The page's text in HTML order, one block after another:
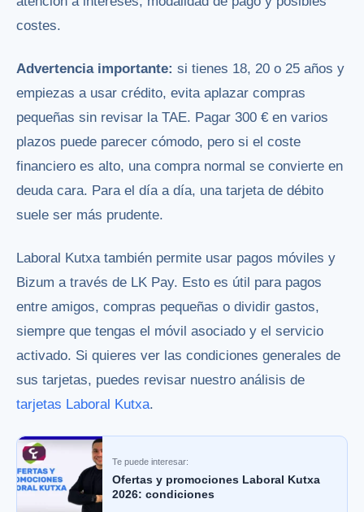
costes.
Advertencia importante: si tienes 18, 20 o 25 años y
empiezas a usar crédito, evita aplazar compras
pequeñas sin revisar la TAE. Pagar 300 € en varios
plazos puede parecer cómodo, pero si el coste
financiero es alto, una compra normal se convierte en
deuda cara. Para el día a día, una tarjeta de débito
suele ser más prudente.
Laboral Kutxa también permite usar pagos móviles y
Bizum a través de LK Pay. Esto es útil para pagos
entre amigos, compras pequeñas o dividir gastos,
siempre que tengas el móvil asociado y el servicio
activado. Si quieres ver las condiciones generales de
sus tarjetas, puedes revisar nuestro análisis de
tarjetas Laboral Kutxa.
Te puede interesar:
Ofertas y promociones Laboral Kutxa
2026: condiciones